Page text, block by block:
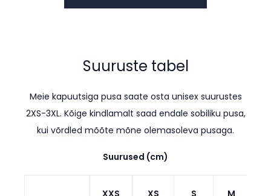
Suuruste tabel
Meie kapuutsiga pusa saate osta unisex suurustes
2XS-3XL. Kõige kindlamalt saad endale sobiliku pusa,
kui võrdled mõõte mõne olemasoleva pusaga.
Suurused (cm)
XXS XS S M